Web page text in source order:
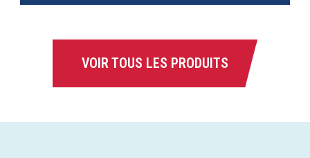
VOIR TOUS LES PRODUITS